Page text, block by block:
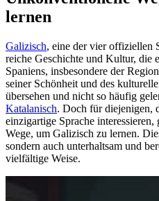
lernen
Galizisch, eine der vier offiziellen
reiche Geschichte und Kultur, die
Spaniens, insbesondere der Region
seiner Schönheit und des
übersehen und nicht so häufig
Katalanisch. Doch für diejenigen,
einzigartige Sprache
Wege, um Galizisch zu lernen.
sondern auch unterhaltsam und
vielfältige Weise.